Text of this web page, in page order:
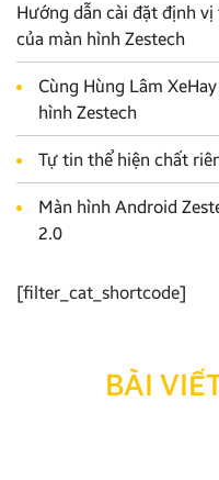
Hướng dẫn cài đặt định
của màn hình Zestech
Cùng Hùng Lâm
hình Zestech
Tự tin thể hiện chất
Màn hình Android
2.0
[filter_cat_shortcode]
BÀI